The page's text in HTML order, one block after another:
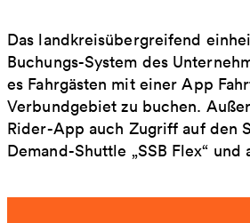
Das landkreisübergreifend
Buchungs-System des
es Fahrgästen mit einer App
Verbundgebiet zu buchen.
Rider-App auch Zugriff auf den
Demand-Shuttle „SSB Flex“ und